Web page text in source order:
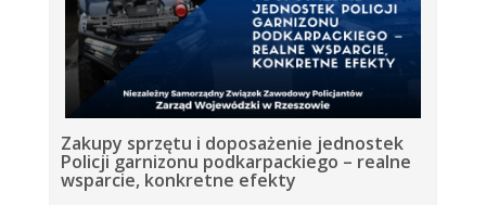
Zakupy sprzętu i doposażenie jednostek
Policji garnizonu podkarpackiego – realne
wsparcie, konkretne efekty